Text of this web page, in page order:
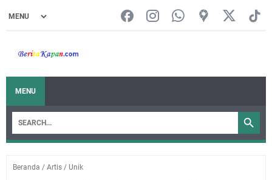
MENU
Beranda / Artis / Unik